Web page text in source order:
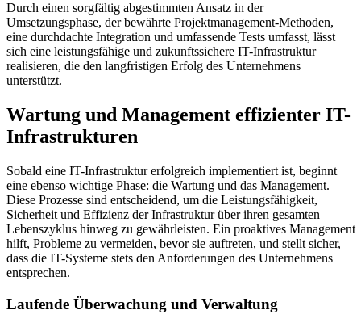
Durch einen sorgfältig abgestimmten Ansatz in der
Umsetzungsphase, der bewährte Projektmanagement-Methoden,
eine durchdachte Integration und umfassende Tests umfasst, lässt
sich eine leistungsfähige und zukunftssichere IT-Infrastruktur
realisieren, die den langfristigen Erfolg des Unternehmens
unterstützt.
Wartung und Management effizienter IT-
Infrastrukturen
Sobald eine IT-Infrastruktur erfolgreich implementiert ist, beginnt
eine ebenso wichtige Phase: die Wartung und das Management.
Diese Prozesse sind entscheidend, um die Leistungsfähigkeit,
Sicherheit und Effizienz der Infrastruktur über ihren gesamten
Lebenszyklus hinweg zu gewährleisten. Ein proaktives Management
hilft, Probleme zu vermeiden, bevor sie auftreten, und stellt sicher,
dass die IT-Systeme stets den Anforderungen des Unternehmens
entsprechen.
Laufende Überwachung und Verwaltung